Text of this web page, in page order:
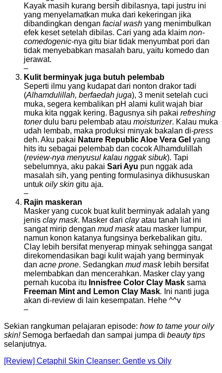
Kayak masih kurang bersih dibilasnya, tapi justru ini
yang menyelamatkan muka dari kekeringan jika
dibandingkan dengan facial wash yang menimbulkan
efek keset setelah dibilas. Cari yang ada klaim non-
comedogenic-nya gitu biar tidak menyumbat pori dan
tidak menyebabkan masalah baru, yaitu komedo dan
jerawat.
–
Kulit berminyak juga butuh pelembab
Seperti ilmu yang kudapat dari nonton drakor tadi
(Alhamdulillah, berfaedah juga), 3 menit setelah cuci
muka, segera kembalikan pH alami kulit wajah biar
muka kita nggak kering. Bagusnya sih pakai refreshing
tonerdulu baru pelembab atau moisturizer. Kalau muka
udah lembab, maka produksi minyak bakalan di-press
deh. Aku pakai Nature Republic Aloe Vera Gel yang
hits itu sebagai pelembab dan cocok Alhamdulillah
(review-nya menyusul kalau nggak sibuk). Tapi
sebelumnya, aku pakai Sari Ayu pun nggak ada
masalah sih, yang penting formulasinya dikhususkan
untuk oily skin gitu aja.
–
Rajin maskeran
Masker yang cucok buat kulit berminyak adalah yang
jenis clay mask. Masker dari clayatau tanah liat ini
sangat mirip dengan mud maskatau masker lumpur,
namun konon katanya fungsinya berkebalikan gitu.
Clay lebih bersifat menyerap minyak sehingga sangat
direkomendasikan bagi kulit wajah yang berminyak
dan acne prone. Sedangkan mud masklebih bersifat
melembabkan dan mencerahkan. Masker clay yang
pernah kucoba itu Innisfree Color Clay Mask sama
Freeman Mint and Lemon Clay Mask. Ini nanti juga
akan di-review di lain kesempatan. Hehe ^^v
–
Sekian rangkuman pelajaran episode: how to tame your oily
skin! Semoga berfaedah dan sampai jumpa di beauty tips
selanjutnya.
[Review] Cetaphil Skin Cleanser: Gentle vs Oily